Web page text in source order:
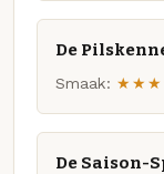
De
Smaak:
De Saison-